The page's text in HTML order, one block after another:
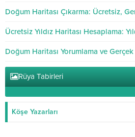
Doğum Haritası Çıkarma: Ücretsiz,
Ücretsiz Yıldız Haritası Hesaplama:
Doğum Haritası Yorumlama ve
Rüya Tabirleri
Köşe Yazarları